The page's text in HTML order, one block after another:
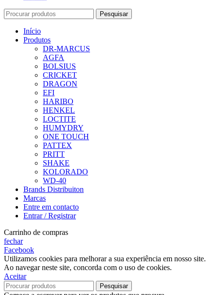
Pesquisar
Início
Produtos
DR-MARCUS
AGFA
BOLSIUS
CRICKET
DRAGON
EFI
HARIBO
HENKEL
LOCTITE
HUMYDRY
ONE TOUCH
PATTEX
PRITT
SHAKE
KOLORADO
WD-40
Brands Distribuiton
Marcas
Entre em contacto
Entrar / Registrar
Carrinho de compras
fechar
Facebook
Utilizamos cookies para melhorar a sua experiência em nosso site.
Ao navegar neste site, concorda com o uso de cookies.
Aceitar
Pesquisar